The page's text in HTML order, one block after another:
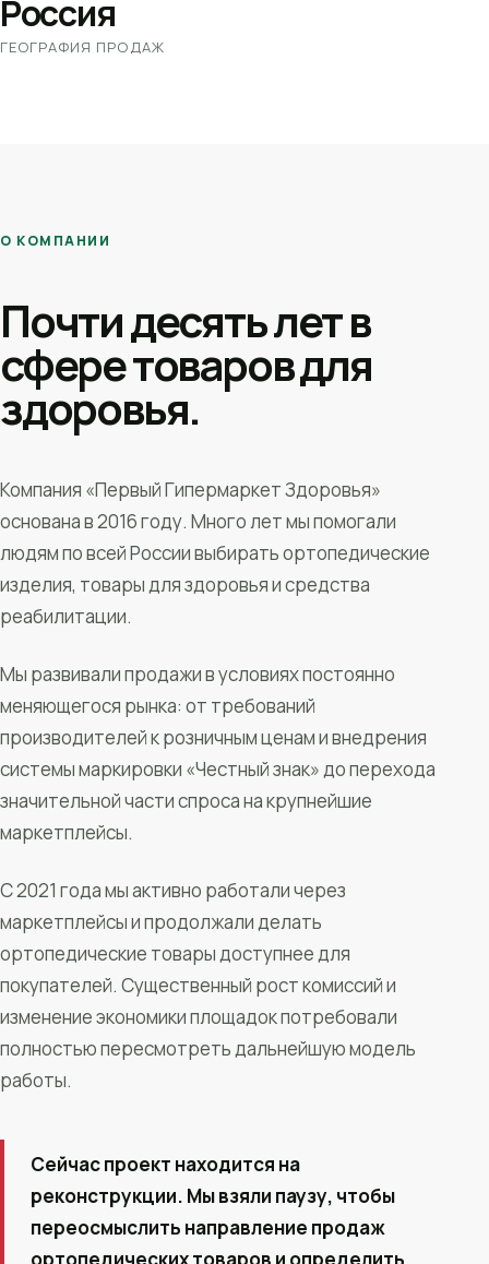
Россия
ГЕОГРАФИЯ ПРОДАЖ
О КОМПАНИИ
Почти десять лет в
сфере товаров для
здоровья.
Компания «Первый Гипермаркет Здоровья»
основана в 2016 году. Много лет мы помогали
людям по всей России выбирать ортопедические
изделия, товары для здоровья и средства
реабилитации.
Мы развивали продажи в условиях постоянно
меняющегося рынка: от требований
производителей к розничным ценам и внедрения
системы маркировки «Честный знак» до перехода
значительной части спроса на крупнейшие
маркетплейсы.
С 2021 года мы активно работали через
маркетплейсы и продолжали делать
ортопедические товары доступнее для
покупателей. Существенный рост комиссий и
изменение экономики площадок потребовали
полностью пересмотреть дальнейшую модель
работы.
Сейчас проект находится на
реконструкции. Мы взяли паузу, чтобы
переосмыслить направление продаж